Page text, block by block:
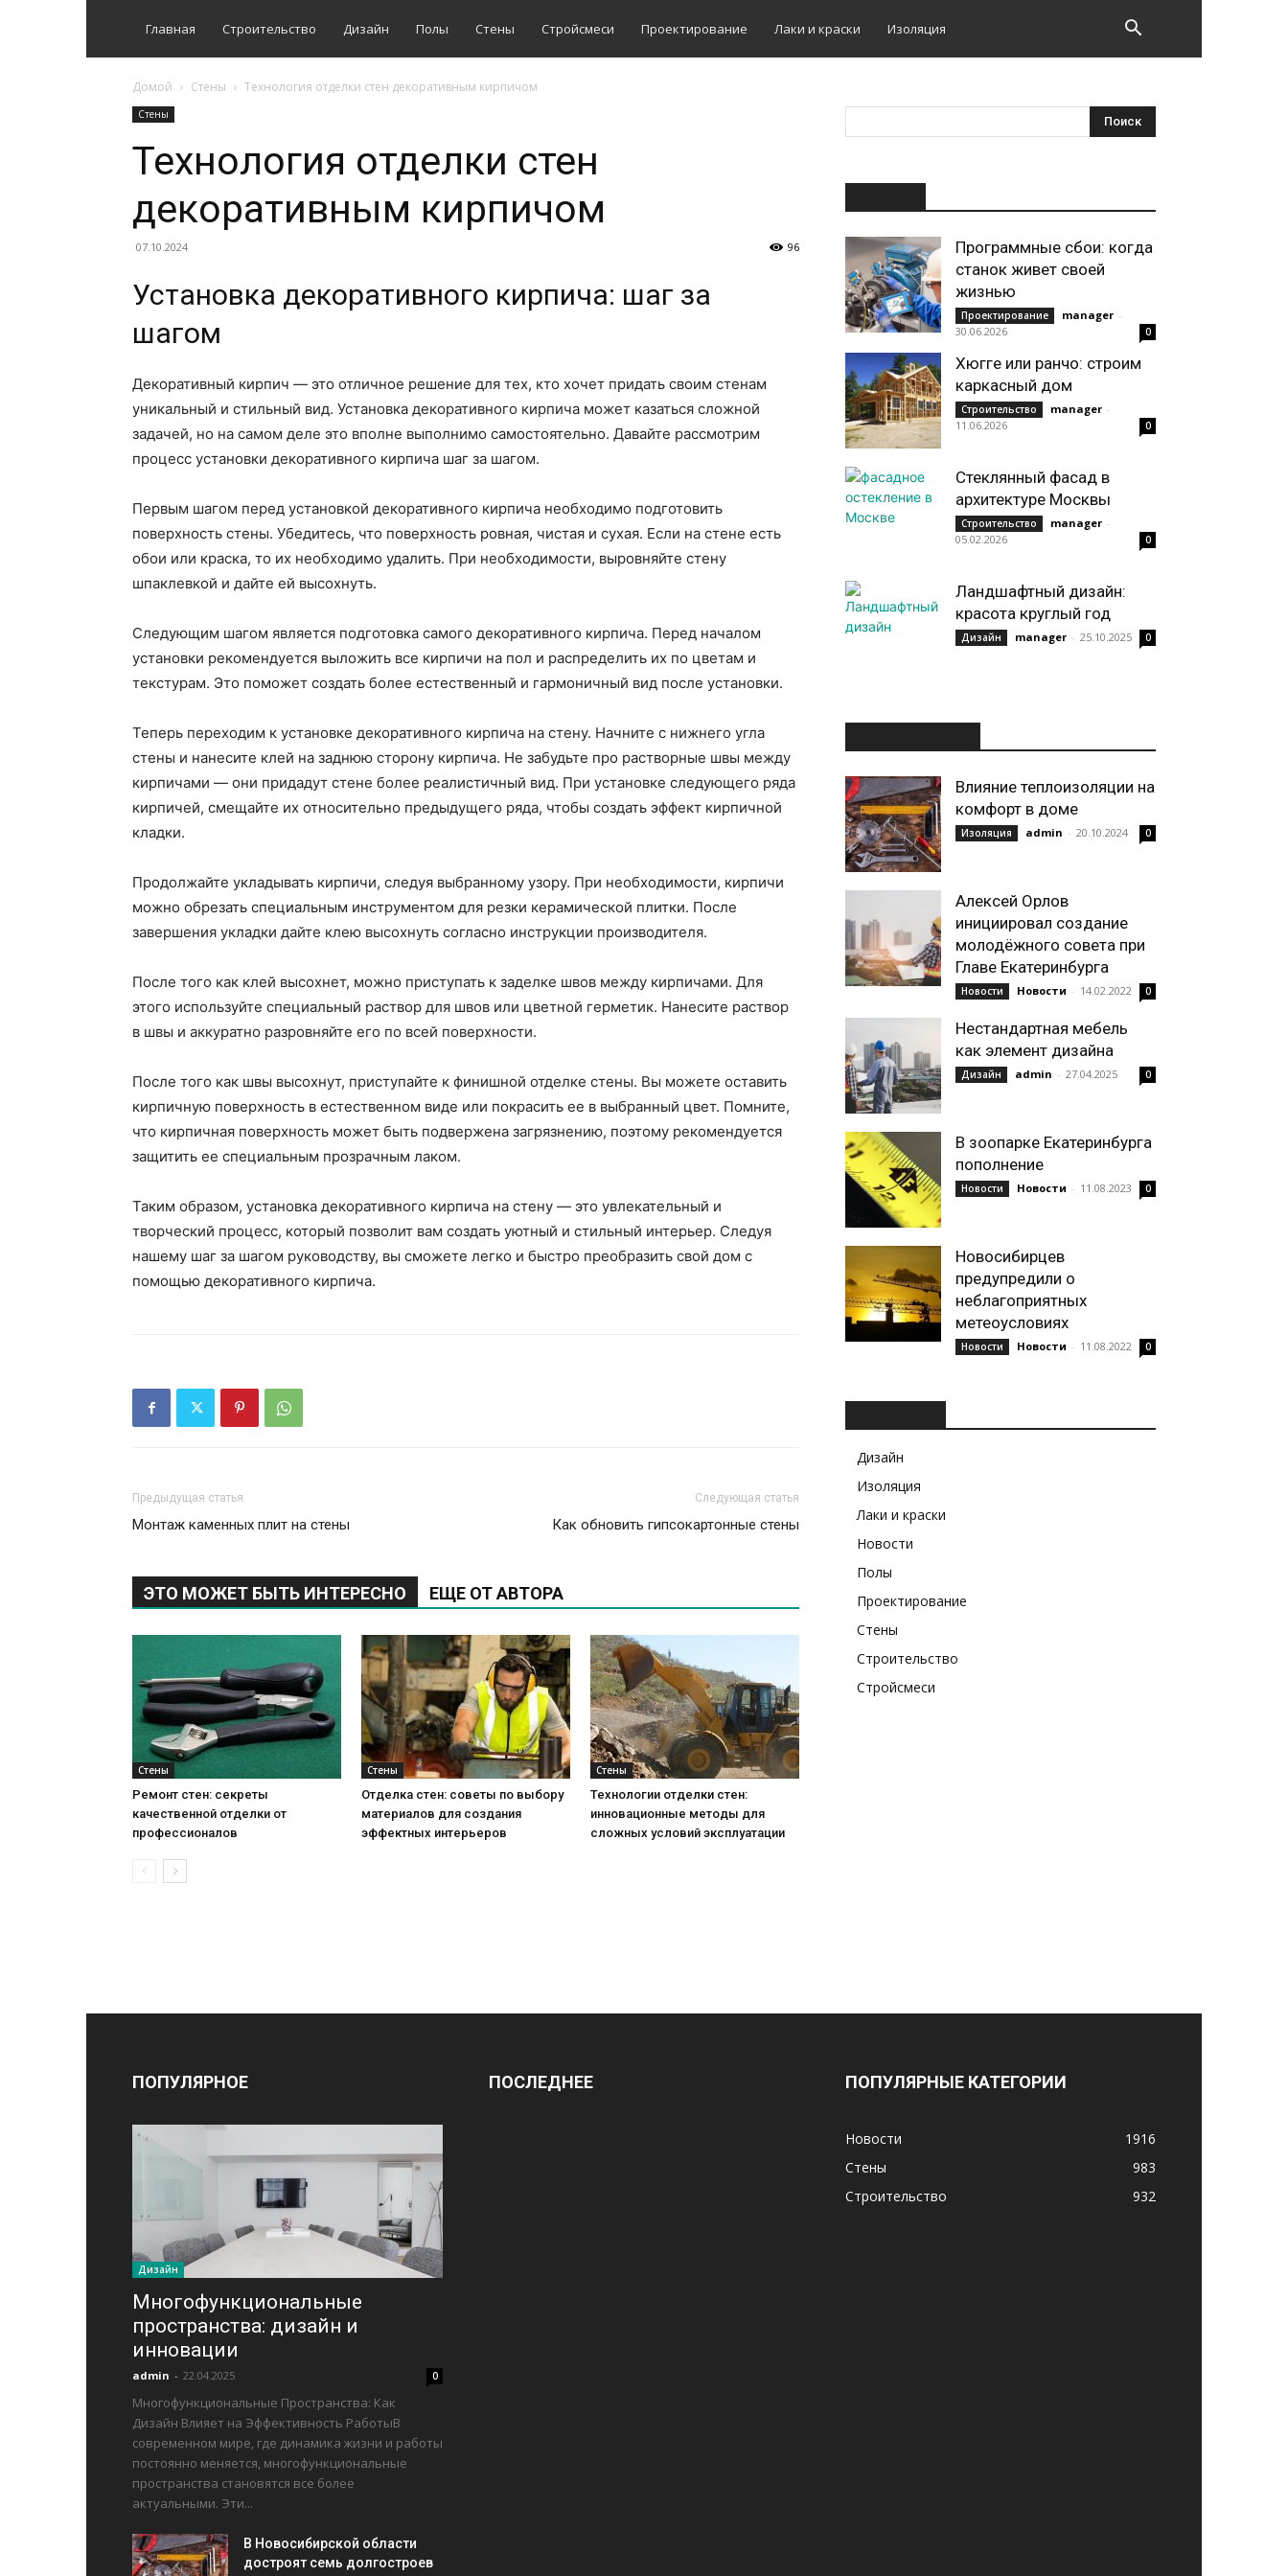
Главная Строительство Дизайн Полы Стены Стройсмеси Проектирование Лаки и краски Изоляция
Домой Стены Технология отделки стен декоративным кирпичом
Стены
Технология отделки стен
декоративным кирпичом
07.10.2024 96
Установка декоративного кирпича: шаг за
шагом
Декоративный кирпич — это отличное решение для тех, кто хочет придать своим стенам
уникальный и стильный вид. Установка декоративного кирпича может казаться сложной
задачей, но на самом деле это вполне выполнимо самостоятельно. Давайте рассмотрим
процесс установки декоративного кирпича шаг за шагом.
Первым шагом перед установкой декоративного кирпича необходимо подготовить
поверхность стены. Убедитесь, что поверхность ровная, чистая и сухая. Если на стене есть
обои или краска, то их необходимо удалить. При необходимости, выровняйте стену
шпаклевкой и дайте ей высохнуть.
Следующим шагом является подготовка самого декоративного кирпича. Перед началом
установки рекомендуется выложить все кирпичи на пол и распределить их по цветам и
текстурам. Это поможет создать более естественный и гармоничный вид после установки.
Теперь переходим к установке декоративного кирпича на стену. Начните с нижнего угла
стены и нанесите клей на заднюю сторону кирпича. Не забудьте про растворные швы между
кирпичами — они придадут стене более реалистичный вид. При установке следующего ряда
кирпичей, смещайте их относительно предыдущего ряда, чтобы создать эффект кирпичной
кладки.
Продолжайте укладывать кирпичи, следуя выбранному узору. При необходимости, кирпичи
можно обрезать специальным инструментом для резки керамической плитки. После
завершения укладки дайте клею высохнуть согласно инструкции производителя.
После того как клей высохнет, можно приступать к заделке швов между кирпичами. Для
этого используйте специальный раствор для швов или цветной герметик. Нанесите раствор
в швы и аккуратно разровняйте его по всей поверхности.
После того как швы высохнут, приступайте к финишной отделке стены. Вы можете оставить
кирпичную поверхность в естественном виде или покрасить ее в выбранный цвет. Помните,
что кирпичная поверхность может быть подвержена загрязнению, поэтому рекомендуется
защитить ее специальным прозрачным лаком.
Таким образом, установка декоративного кирпича на стену — это увлекательный и
творческий процесс, который позволит вам создать уютный и стильный интерьер. Следуя
нашему шаг за шагом руководству, вы сможете легко и быстро преобразить свой дом с
помощью декоративного кирпича.
Предыдущая статья
Монтаж каменных плит на стены
Следующая статья
Как обновить гипсокартонные стены
ЭТО МОЖЕТ БЫТЬ ИНТЕРЕСНО ЕЩЕ ОТ АВТОРА
Стены
Ремонт стен: секреты
качественной отделки от
профессионалов
Стены
Отделка стен: советы по выбору
материалов для создания
эффектных интерьеров
Стены
Технологии отделки стен:
инновационные методы для
сложных условий эксплуатации
Программные сбои: когда
станок живет своей
жизнью
Проектирование manager -
30.06.2026
0
Хюгге или ранчо: строим
каркасный дом
Строительство manager -
11.06.2026
0
Стеклянный фасад в
архитектуре Москвы
Строительство manager -
05.02.2026
0
Ландшафтный дизайн:
красота круглый год
Дизайн manager - 25.10.2025 0
Влияние теплоизоляции на
комфорт в доме
Изоляция admin - 20.10.2024 0
Алексей Орлов
инициировал создание
молодёжного совета при
Главе Екатеринбурга
Новости Новости - 14.02.2022 0
Нестандартная мебель
как элемент дизайна
Дизайн admin - 27.04.2025 0
В зоопарке Екатеринбурга
пополнение
Новости Новости - 11.08.2023 0
Новосибирцев
предупредили о
неблагоприятных
метеоусловиях
Новости Новости - 11.08.2022 0
Дизайн
Изоляция
Лаки и краски
Новости
Полы
Проектирование
Стены
Строительство
Стройсмеси
ПОПУЛЯРНОЕ
Дизайн
Многофункциональные
пространства: дизайн и
инновации
admin - 22.04.2025 0
Многофункциональные Пространства: Как
Дизайн Влияет на Эффективность РаботыВ
современном мире, где динамика жизни и работы
постоянно меняется, многофункциональные
пространства становятся все более
актуальными. Эти...
В Новосибирской области
достроят семь долгостроев
ПОСЛЕДНЕЕ ПОПУЛЯРНЫЕ КАТЕГОРИИ
Новости
1916
Стены
983
Строительство
932